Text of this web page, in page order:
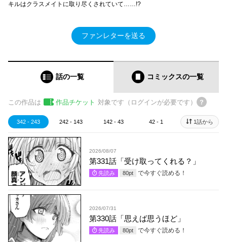
キルはクラスメイトに取り尽くされていて……!?
ファンレターを送る
話の一覧 コミックスの一覧
この作品は 作品チケット 対象です（ログインが必要です）
342 - 243 242 - 143 142 - 43 42 - 1 1話から
2026/08/07
第331話「受け取ってくれる？」
先読み 80pt で今すぐ読める！
2026/07/31
第330話「思えば思うほど」
先読み 80pt で今すぐ読める！